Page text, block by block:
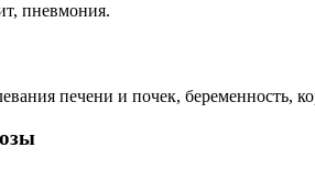
пневмония.
печени и почек, беременность,